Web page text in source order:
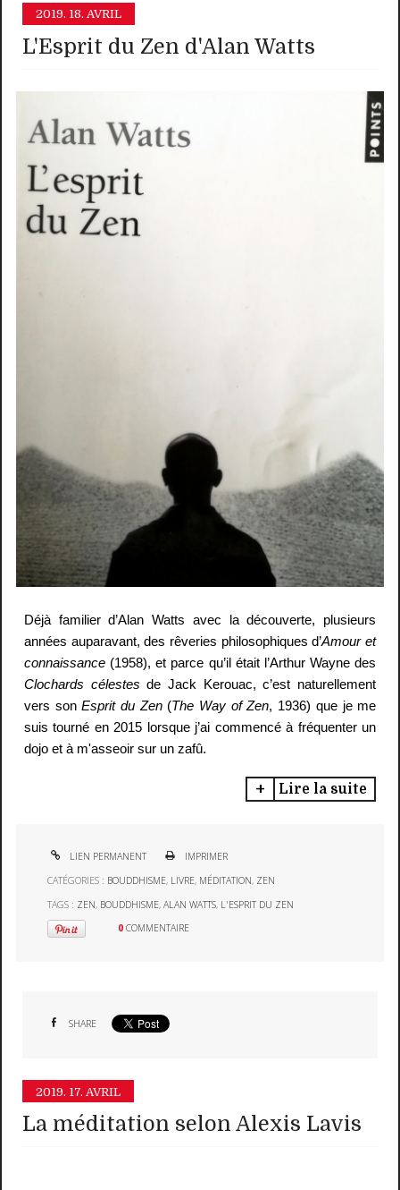
2019. 18. AVRIL
L'Esprit du Zen d'Alan Watts
Déjà familier d’Alan Watts avec la découverte, plusieurs
années auparavant, des rêveries philosophiques d’Amour et
connaissance (1958),et parce qu’il était l’Arthur Wayne des
Clochards célestes de Jack Kerouac,c’est naturellement
vers sonEsprit du Zen (The Way of Zen, 1936) que je me
suis tourné en 2015 lorsque j’ai commencé à fréquenter un
dojo et à m'asseoir sur un zafû.
Lire la suite
LIEN PERMANENT
IMPRIMER
CATÉGORIES : BOUDDHISME, LIVRE, MÉDITATION, ZEN
TAGS : ZEN, BOUDDHISME,ALAN WATTS, L'ESPRIT DU ZEN
0 COMMENTAIRE
SHARE
2019. 17. AVRIL
La méditation selon Alexis Lavis